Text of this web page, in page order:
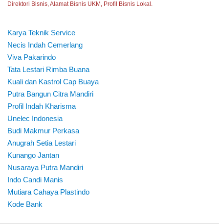
Direktori Bisnis, Alamat Bisnis UKM, Profil Bisnis Lokal.
Karya Teknik Service
Necis Indah Cemerlang
Viva Pakarindo
Tata Lestari Rimba Buana
Kuali dan Kastrol Cap Buaya
Putra Bangun Citra Mandiri
Profil Indah Kharisma
Unelec Indonesia
Budi Makmur Perkasa
Anugrah Setia Lestari
Kunango Jantan
Nusaraya Putra Mandiri
Indo Candi Manis
Mutiara Cahaya Plastindo
Kode Bank